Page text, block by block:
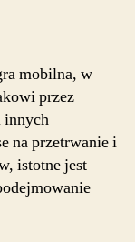
mobilna, w
przez
innych
na przetrwanie i
istotne jest